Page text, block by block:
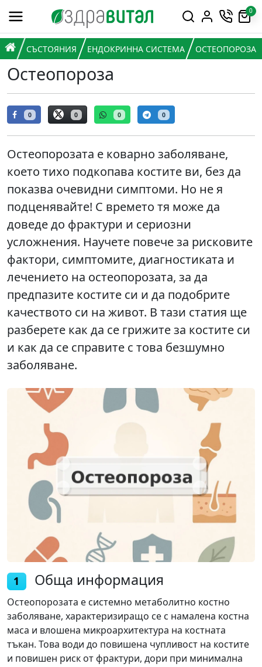
Премини към съдържанието
Горна навигация
0
Главна навигация
НАЧАЛО
СЪСТОЯНИЯ ЕНДОКРИННА СИСТЕМА ОСТЕОПОРОЗА
Остеопороза
0 0 0 0
Остеопорозата е коварно заболяване,
което тихо подкопава костите ви, без да
показва очевидни симптоми. Но не я
подценявайте! С времето тя може да
доведе до фрактури и сериозни
усложнения. Научете повече за рисковите
фактори, симптомите, диагностиката и
лечението на остеопорозата, за да
предпазите костите си и да подобрите
качеството си на живот. В тази статия ще
разберете как да се грижите за костите си
и как да се справите с това безшумно
заболяване.
1 Обща информация
Остеопорозата е системно метаболитно костно
заболяване, характеризиращо се с намалена костна
маса и влошена микроархитектура на костната
тъкан. Това води до повишена чупливост на костите
и повишен риск от фрактури, дори при минимална